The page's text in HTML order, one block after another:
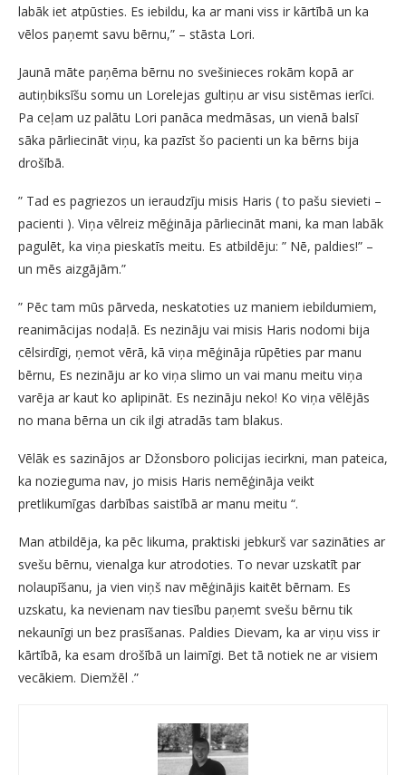
labāk iet atpūsties. Es iebildu, ka ar mani viss ir kārtībā un ka
vēlos paņemt savu bērnu,” – stāsta Lori.
Jaunā māte paņēma bērnu no svešinieces rokām kopā ar
autiņbiksīšu somu un Lorelejas gultiņu ar visu sistēmas ierīci.
Pa ceļam uz palātu Lori panāca medmāsas, un vienā balsī
sāka pārliecināt viņu, ka pazīst šo pacienti un ka bērns bija
drošībā.
” Tad es pagriezos un ieraudzīju misis Haris ( to pašu sievieti –
pacienti ). Viņa vēlreiz mēģināja pārliecināt mani, ka man labāk
pagulēt, ka viņa pieskatīs meitu. Es atbildēju: ” Nē, paldies!” –
un mēs aizgājām.”
” Pēc tam mūs pārveda, neskatoties uz maniem iebildumiem,
reanimācijas nodaļā. Es nezināju vai misis Haris nodomi bija
cēlsirdīgi, ņemot vērā, kā viņa mēģināja rūpēties par manu
bērnu, Es nezināju ar ko viņa slimo un vai manu meitu viņa
varēja ar kaut ko aplipināt. Es nezināju neko! Ko viņa vēlējās
no mana bērna un cik ilgi atradās tam blakus.
Vēlāk es sazinājos ar Džonsboro policijas iecirkni, man pateica,
ka nozieguma nav, jo misis Haris nemēģināja veikt
pretlikumīgas darbības saistībā ar manu meitu “.
Man atbildēja, ka pēc likuma, praktiski jebkurš var sazināties ar
svešu bērnu, vienalga kur atrodoties. To nevar uzskatīt par
nolaupīšanu, ja vien viņš nav mēģinājis kaitēt bērnam. Es
uzskatu, ka nevienam nav tiesību paņemt svešu bērnu tik
nekaunīgi un bez prasīšanas. Paldies Dievam, ka ar viņu viss ir
kārtībā, ka esam drošībā un laimīgi. Bet tā notiek ne ar visiem
vecākiem. Diemžēl .”